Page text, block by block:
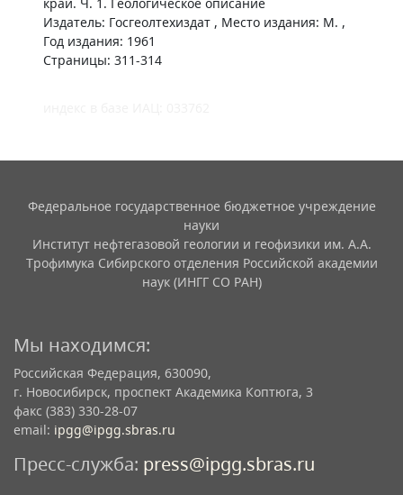
Издатель: Госгеолтехиздат , Место издания: М. ,
Год издания: 1961
Страницы: 311-314
Федеральное государственное бюджетное учреждение
науки
Институт нефтегазовой геологии и геофизики им. А.А.
Трофимука Сибирского отделения Российской академии
наук (ИНГГ СО РАН)
Мы находимся:
Российская Федерация, 630090,
г. Новосибирск, проспект Академика Коптюга, 3
факс (383) 330-28-07
email: ipgg@ipgg.sbras.ru
Пресс-служба: press@ipgg.sbras.ru